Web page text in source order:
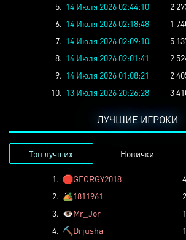
5. 14 Июля 2026 02:44:10
2
6. 14 Июля 2026 02:18:48
1
7. 14 Июля 2026 02:09:10
5
8. 14 Июля 2026 02:01:41
2
9. 14 Июля 2026 01:08:21
2
10. 13 Июля 2026 20:26:28 3
ЛУЧШИЕ ИГРОКИ
Топ лучших Новички
1. 🛑GEORGY2018
2. 🏕️1811961
3. 👁️Mr_Jor
4. ⛏️ Drjusha